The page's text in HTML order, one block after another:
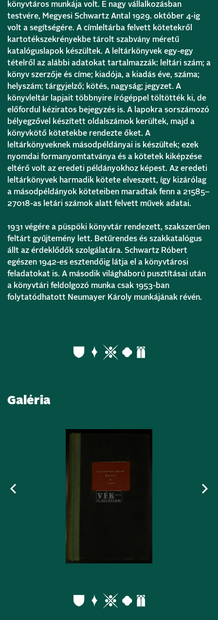
könyvtáros munkája volt. E nagy vállalkozásban
testvére, Megyesi Schwartz Antal 1929. október 4-ig
volt a segítségére. A címleltárba felvett kötetekről
kartotékszekrényekbe tárolt szabvány méretű
katalóguslapok készültek. A leltárkönyvek egy-egy
tételről az alábbi adatokat tartalmazzák: leltári szám; a
könyv szerzője és címe; kiadója, a kiadás éve, száma;
helyszám; tárgyjelző; kötés, nagyság; jegyzet. A
könyvleltár lapjait többnyire írógéppel töltötték ki, de
előfordul kéziratos bejegyzés is. A lapokra sorszámozó
bélyegzővel készített oldalszámok kerültek, majd a
könyvkötő kötetekbe rendezte őket. A
leltárkönyveknek másodpéldányai is készültek; ezek
nyomdai formanyomtatványa és a kötetek kiképzése
eltérő volt az eredeti példányokhoz képest. Az eredeti
leltárkönyvek harmadik kötete elveszett, így kizárólag
a másodpéldányok köteteiben maradtak fenn a 21585–
27018-as letári számok alatt felvett művek adatai.
1931 végére a püspöki könyvtár rendezett, szakszerűen
feltárt gyűjtemény lett. Betűrendes és szakkatalógus
állt az érdeklődők szolgálatára. Schwartz Róbert
egészen 1942-es esztendőig látja el a könyvtárosi
feladatokat is. A második világháború pusztításai után
a könyvtári feldolgozó munka csak 1953-ban
folytatódhatott Neumayer Károly munkájának révén.
Galéria